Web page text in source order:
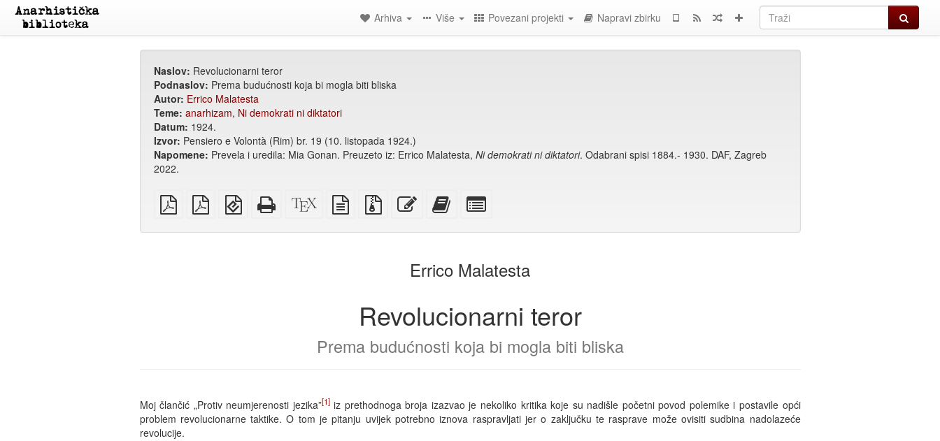
Traži
Arhiva Više Povezani projekti Napravi zbirku
Naslov: Revolucionarni teror
Podnaslov: Prema budućnosti koja bi mogla biti bliska
Autor: Errico Malatesta
Teme: anarhizam, Ni demokrati ni diktatori
Datum: 1924.
Izvor: Pensiero e Volontà (Rim) br. 19 (10. listopada 1924.)
Napomene: Prevela i uredila: Mia Gonan. Preuzeto iz: Errico Malatesta, Ni demokrati ni diktatori. Odabrani spisi 1884.- 1930. DAF, Zagreb
2022.
običan
PDF
A4
PDF
EPUB
(za
Potpuni
HTML
XeLaTex
izvor
izvor
Izvorne
datoteke
Uredi
ovaj
Dodaj
ovaj
Errico Malatesta
Revolucionarni teror
Prema budućnosti koja bi mogla biti bliska
Moj člančić „Protiv neumjerenosti jezika”[1]iz prethodnoga broja izazvao je nekoliko kritika koje su nadišle početni povod polemike i postavile opći
problem revolucionarne taktike. O tom je pitanju uvijek potrebno iznova raspravljati jer o zaključku te rasprave može ovisiti sudbina nadolazeće
revolucije.